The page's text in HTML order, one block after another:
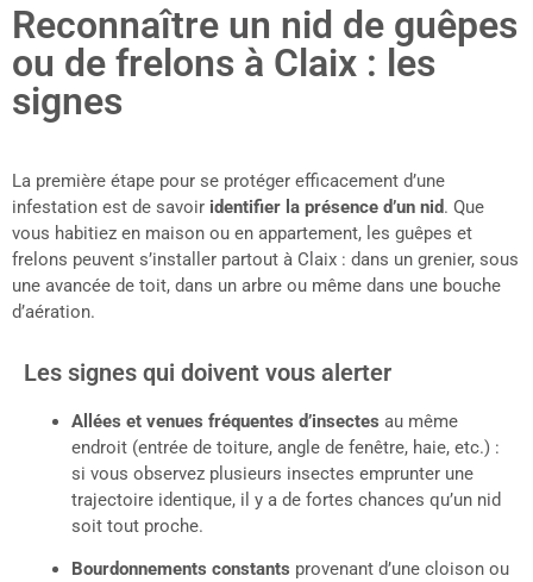
Reconnaître un nid de guêpes
ou de frelons à Claix : les
signes
La première étape pour se protéger efficacement d’une
infestation est de savoir identifier la présence d’un nid. Que
vous habitiez en maison ou en appartement, les guêpes et
frelons peuvent s’installer partout à Claix : dans un grenier, sous
une avancée de toit, dans un arbre ou même dans une bouche
d’aération.
Les signes qui doivent vous alerter
Allées et venues fréquentes d’insectes au même
endroit (entrée de toiture, angle de fenêtre, haie, etc.) :
si vous observez plusieurs insectes emprunter une
trajectoire identique, il y a de fortes chances qu’un nid
soit tout proche.
Bourdonnements constants provenant d’une cloison ou